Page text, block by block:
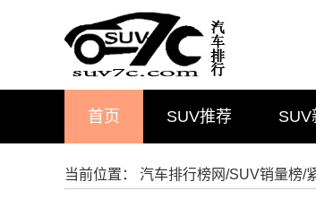
首页 SUV推荐 SUV
当前位置： 汽车排行榜网/SUV销量榜/